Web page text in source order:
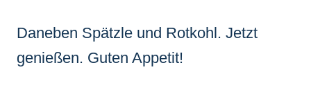
Daneben Spätzle und Rotkohl. Jetzt
genießen. Guten Appetit!